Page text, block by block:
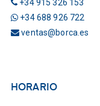
+34 915 326 153
+34 688 926 722
ventas@borca.es
HORARIO